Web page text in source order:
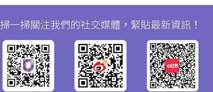
掃一掃關注我們的社交媒體，緊貼最新資訊！